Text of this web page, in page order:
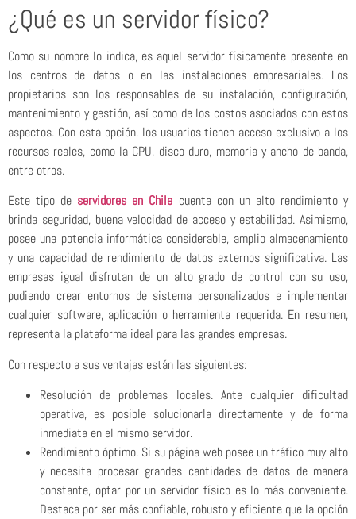
¿Qué es un servidor físico?
Como su nombre lo indica, es aquel servidor físicamente presente en
los centros de datos o en las instalaciones empresariales. Los
propietarios son los responsables de su instalación, configuración,
mantenimiento y gestión, así como de los costos asociados con estos
aspectos. Con esta opción, los usuarios tienen acceso exclusivo a los
recursos reales, como la CPU, disco duro, memoria y ancho de banda,
entre otros.
Este tipo de servidores en Chile cuenta con un alto rendimiento y
brinda seguridad, buena velocidad de acceso y estabilidad. Asimismo,
posee una potencia informática considerable, amplio almacenamiento
y una capacidad de rendimiento de datos externos significativa. Las
empresas igual disfrutan de un alto grado de control con su uso,
pudiendo crear entornos de sistema personalizados e implementar
cualquier software, aplicación o herramienta requerida. En resumen,
representa la plataforma ideal para las grandes empresas.
Con respecto a sus ventajas están las siguientes:
Resolución de problemas locales. Ante cualquier dificultad
operativa, es posible solucionarla directamente y de forma
inmediata en el mismo servidor.
Rendimiento óptimo. Si su página web posee un tráfico muy alto
y necesita procesar grandes cantidades de datos de manera
constante, optar por un servidor físico es lo más conveniente.
Destaca por ser más confiable, robusto y eficiente que la opción